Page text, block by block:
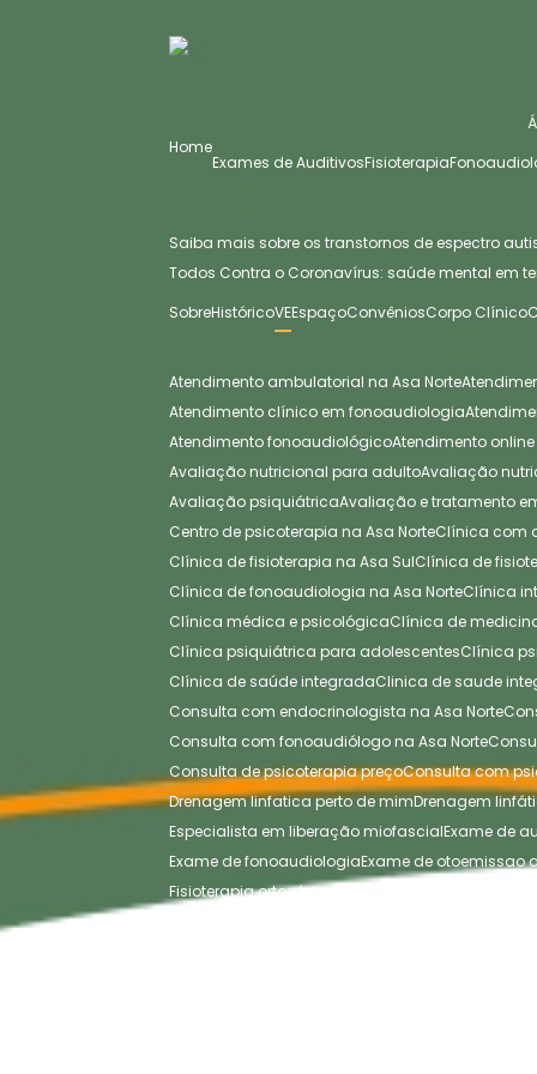
Home
Exames de Auditivos Fisioterapia
Saiba mais sobre os transtornos de espectro
Todos Contra o Coronavírus: saúde mental em
Sobre Histórico VE Espaço Convênios Corpo Clínico
Atendimento ambulatorial na Asa Norte
Atendimento clínico em fonoaudiologia
Atendimento fonoaudiológico Atendimento
Avaliação nutricional para adulto Avaliação
Avaliação psiquiátrica Avaliação e tratamento
Centro de psicoterapia na Asa Norte Clínica
Clínica de fisioterapia na Asa Sul
Clínica de
Clínica de fonoaudiologia na Asa Norte Clínica
Clínica médica e psicológica
Clínica de
Clínica psiquiátrica para adolescentes
Clínica
Clínica de saúde integrada
Clinica de saude
Consulta com endocrinologista na Asa Norte
Consulta com fonoaudiólogo na Asa Norte
Consulta de psicoterapia preço Consulta com
Drenagem linfatica perto de mim Drenagem
Especialista em liberação miofascial Exame de
Exame de fonoaudiologia Exame de otoemissao
Fisioterapia ortopédica